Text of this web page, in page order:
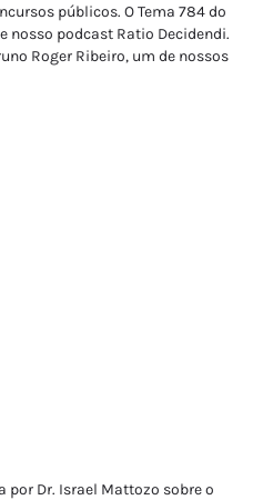
públicos. O Tema 784 do
nosso podcast Ratio Decidendi.
Roger Ribeiro, um de nossos
Dr. Israel Mattozo sobre o